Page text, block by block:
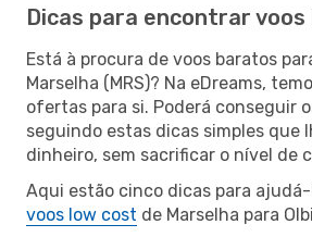
Dicas para encontrar
Está à procura de voos baratos
Marselha (MRS)? Na eDreams,
ofertas para si. Poderá conseguir
seguindo estas dicas simples que
dinheiro, sem sacrificar o nível de
Aqui estão cinco dicas para
voos low cost de Marselha para